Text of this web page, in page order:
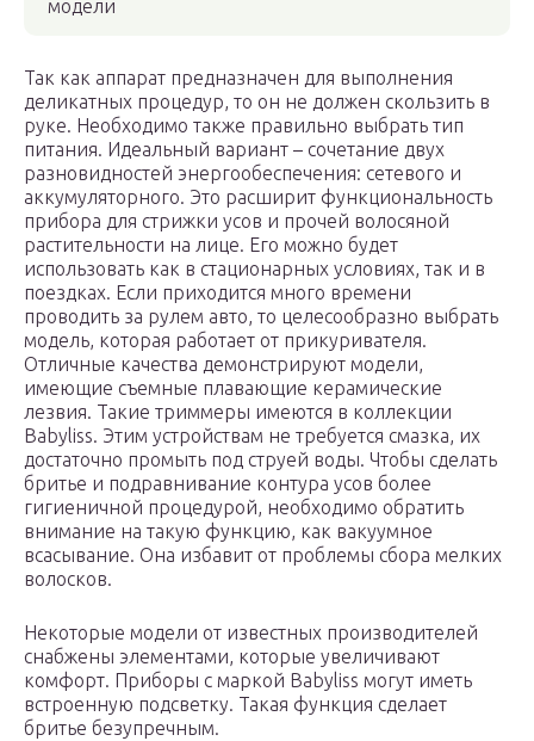
модели
Так как аппарат предназначен для выполнения
деликатных процедур, то он не должен скользить в
руке. Необходимо также правильно выбрать тип
питания. Идеальный вариант – сочетание двух
разновидностей энергообеспечения: сетевого и
аккумуляторного. Это расширит функциональность
прибора для стрижки усов и прочей волосяной
растительности на лице. Его можно будет
использовать как в стационарных условиях, так и в
поездках. Если приходится много времени
проводить за рулем авто, то целесообразно выбрать
модель, которая работает от прикуривателя.
Отличные качества демонстрируют модели,
имеющие съемные плавающие керамические
лезвия. Такие триммеры имеются в коллекции
Babyliss. Этим устройствам не требуется смазка, их
достаточно промыть под струей воды. Чтобы сделать
бритье и подравнивание контура усов более
гигиеничной процедурой, необходимо обратить
внимание на такую функцию, как вакуумное
всасывание. Она избавит от проблемы сбора мелких
волосков.
Некоторые модели от известных производителей
снабжены элементами, которые увеличивают
комфорт. Приборы с маркой Babyliss могут иметь
встроенную подсветку. Такая функция сделает
бритье безупречным.